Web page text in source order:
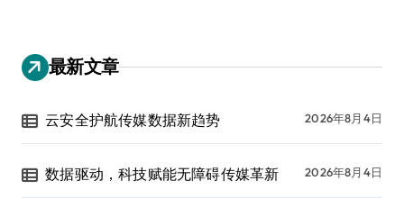
最新文章
云安全护航传媒数据新趋势 2026年8月4日
数据驱动，科技赋能无障碍传媒革新 2026年8月4日